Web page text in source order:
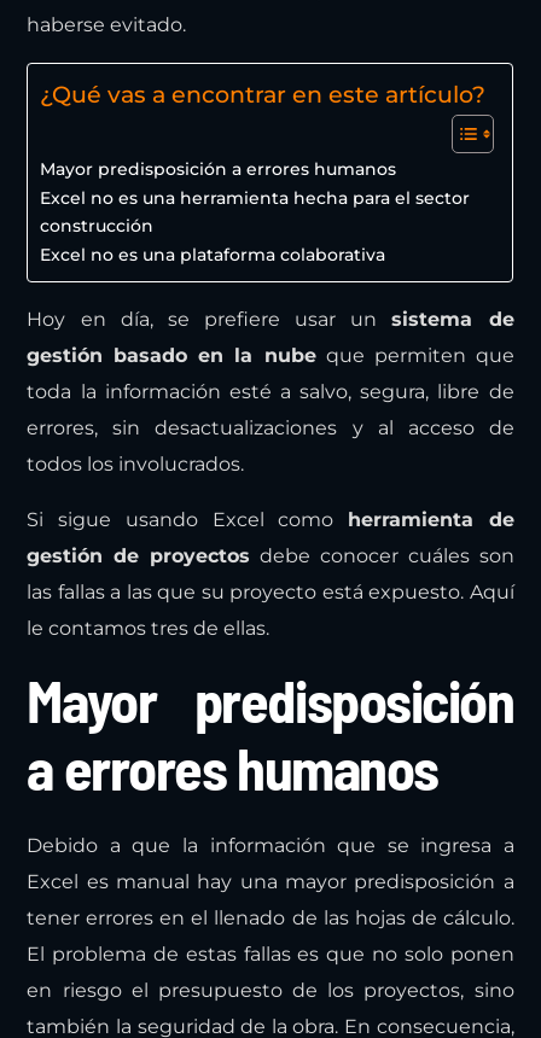
haberse evitado.
¿Qué vas a encontrar en este artículo?
Mayor predisposición a errores humanos
Excel no es una herramienta hecha para el sector
construcción
Excel no es una plataforma colaborativa
Hoy en día, se prefiere usar unsistema de
gestión basado en la nubeque permiten que
toda la información esté a salvo, segura, libre de
errores, sin desactualizaciones y al acceso de
todos los involucrados.
Si sigue usando Excel como herramienta de
gestión de proyectos debe conocer cuáles son
las fallas a las que su proyecto está expuesto. Aquí
le contamos tres de ellas.
Mayor predisposición
a errores humanos
Debido a que la información que se ingresa a
Excel es manual hay una mayor predisposición a
tener errores en el llenado de las hojas de cálculo.
El problema de estas fallas es que no solo ponen
en riesgo el presupuesto de los proyectos, sino
también la seguridad de la obra. En consecuencia,